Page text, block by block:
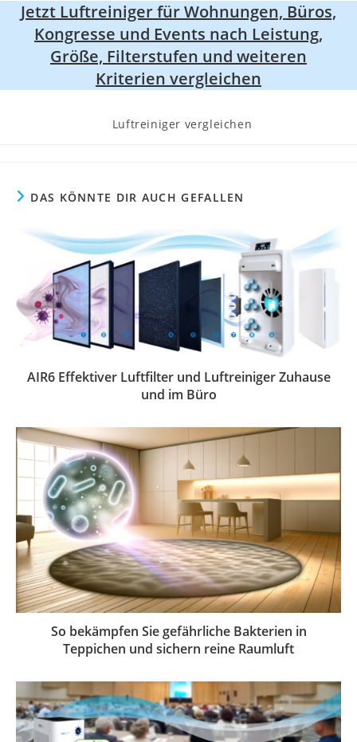
Jetzt Luftreiniger für Wohnungen, Büros,
Kongresse und Events nach Leistung,
Größe, Filterstufen und weiteren
Kriterien vergleichen
Beitrags-
Kategorie:
Luftreiniger vergleichen
DAS KÖNNTE DIR AUCH GEFALLEN
AIR6 Effektiver Luftfilter und Luftreiniger Zuhause
und im Büro
So bekämpfen Sie gefährliche Bakterien in
Teppichen und sichern reine Raumluft